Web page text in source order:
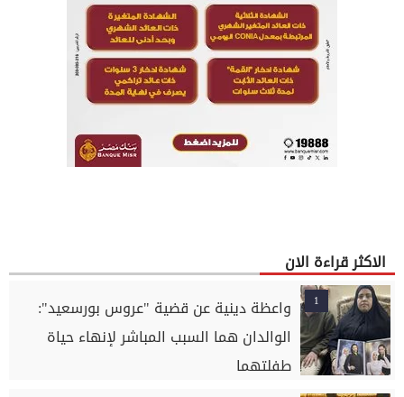
الاكثر قراءة الان
1
واعظة دينية عن قضية "عروس بورسعيد":
الوالدان هما السبب المباشر لإنهاء حياة
طفلتهما